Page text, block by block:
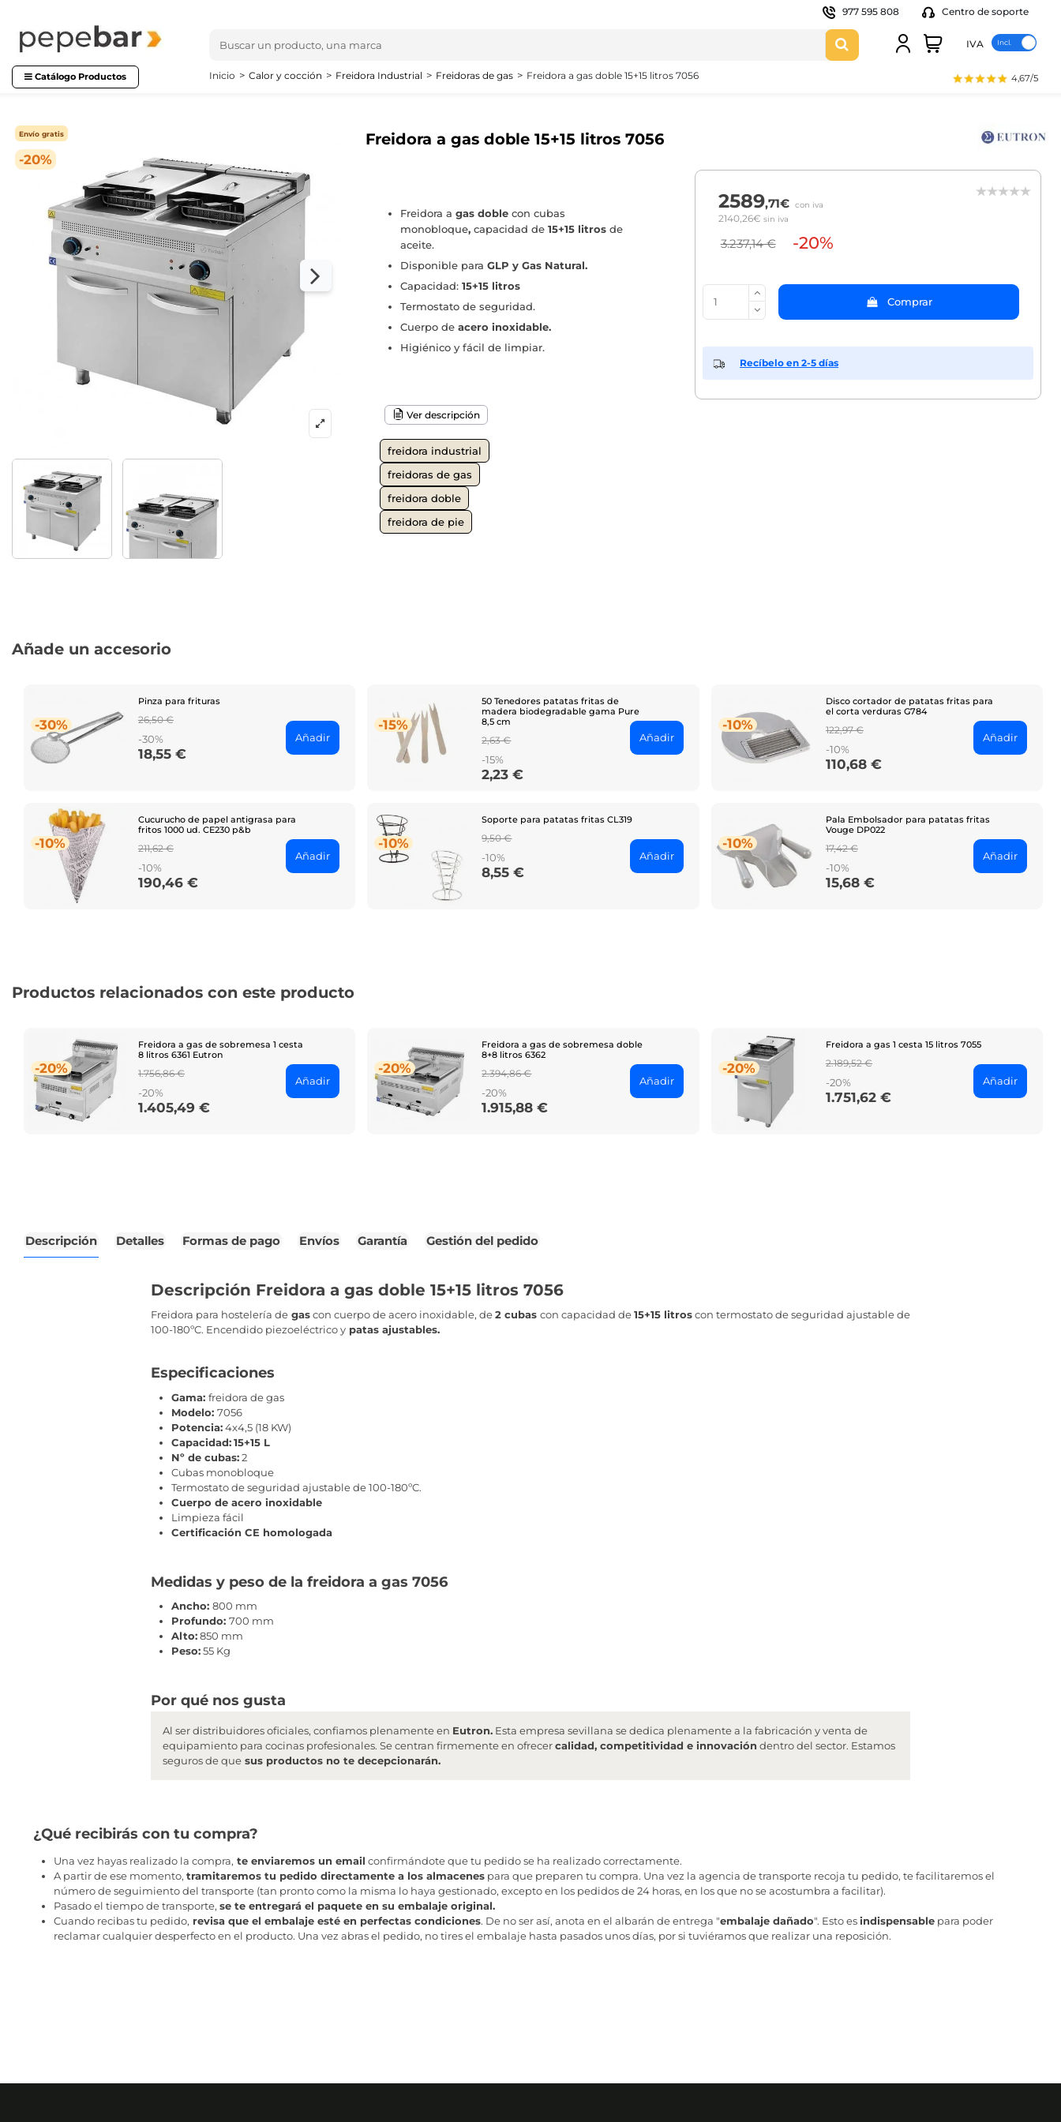
977 595 808 Centro de soporte
IVA
Catálogo Productos 4,67/5
Inicio Calor y cocción Freidora Industrial Freidoras de gas Freidora a gas doble 15+15 litros 7056
-20%
Envío gratis Freidora a gas doble 15+15 litros 7056
Freidora a gas doble con cubas
monobloque,capacidad de 15+15 litrosde
aceite.
Disponible para GLP y Gas Natural.
Capacidad:15+15 litros
Termostato de seguridad.
Cuerpo de acero inoxidable.
Higiénico y fácil de limpiar.
Ver descripción
freidora industrial
freidoras de gas
freidora doble
freidora de pie
2589,71€ con iva
2140,26€ sin iva
3.237,14 € -20%
Comprar
Recíbelo en 2-5 días
Añade un accesorio
-30%
Pinza para frituras
Regular
price
26,50 €
-30%
Price
18,55 €
Añadir
-15%
50 Tenedores patatas fritas de
madera biodegradable gama Pure
8,5 cm
Regular
price
2,63 €
-15%
Price
2,23 €
Añadir
-10%
Disco cortador de patatas fritas para
el corta verduras G784
Regular
price
122,97 €
-10%
Price
110,68 €
Añadir
-10%
Cucurucho de papel antigrasa para
fritos 1000 ud. CE230 p&b
Regular
price
211,62 €
-10%
Price
190,46 €
Añadir
-10%
Soporte para patatas fritas CL319
Regular
price
9,50 €
-10%
Price
8,55 €
Añadir
-10%
Pala Embolsador para patatas fritas
Vouge DP022
Regular
price
17,42 €
-10%
Price
15,68 €
Añadir
Productos relacionados con este producto
-20%
Freidora a gas de sobremesa 1 cesta
8 litros 6361 Eutron
Regular
price
1.756,86 €
-20%
Price
1.405,49 €
Añadir
-20%
Freidora a gas de sobremesa doble
8+8 litros 6362
Regular
price
2.394,86 €
-20%
Price
1.915,88 €
Añadir
-20%
Freidora a gas 1 cesta 15 litros 7055
Regular
price
2.189,52 €
-20%
Price
1.751,62 €
Añadir
Descripción Detalles Formas de pago Envíos Garantía Gestión del pedido
Descripción Freidora a gas doble 15+15 litros 7056
Freidora para hostelería de gascon cuerpo de acero inoxidable, de2 cubas con capacidad de15+15 litroscon termostato de seguridad ajustable de
100-180ºC. Encendido piezoeléctrico y patas ajustables.
Especificaciones
Gama: freidora de gas
Modelo: 7056
Potencia:4x4,5 (18 KW)
Capacidad:15+15 L
Nº de cubas:2
Cubas monobloque
Termostato de seguridad ajustable de 100-180ºC.
Cuerpo de acero inoxidable
Limpieza fácil
Certificación CE homologada
Medidas y peso de la freidora a gas 7056
Ancho: 800 mm
Profundo: 700 mm
Alto:850 mm
Peso:55 Kg
Por qué nos gusta
Al ser distribuidores oficiales, confiamos plenamente en Eutron. Esta empresa sevillana se dedica plenamente a la fabricación y venta de
equipamiento para cocinas profesionales. Se centran firmemente en ofrecercalidad, competitividad e innovación dentro del sector. Estamos
seguros de que sus productos no te decepcionarán.
¿Qué recibirás con tu compra?
Una vez hayas realizado la compra, te enviaremos un email confirmándote que tu pedido se ha realizado correctamente.
A partir de ese momento, tramitaremos tu pedido directamente a los almacenespara que preparen tu compra. Una vez la agencia de transporte recoja tu pedido, te facilitaremos el
número de seguimiento del transporte (tan pronto como la misma lo haya gestionado, excepto en los pedidos de 24 horas, en los que no se acostumbra a facilitar).
Pasado el tiempo de transporte, se te entregará el paquete en su embalaje original.
Cuando recibas tu pedido, revisa que el embalaje esté en perfectas condiciones. De no ser así, anota en el albarán de entrega "embalaje dañado". Esto esindispensablepara poder
reclamar cualquier desperfecto en el producto. Una vez abras el pedido, no tires el embalaje hasta pasados unos días, por si tuviéramos que realizar una reposición.